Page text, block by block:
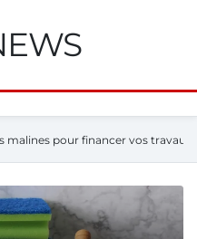
malines pour financer vos travaux